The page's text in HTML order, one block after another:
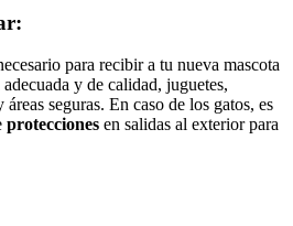
para recibir a tu nueva mascota
y de calidad, juguetes,
áreas seguras. En caso de los gatos, es
protecciones en salidas al exterior para